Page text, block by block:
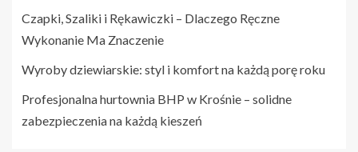
Czapki, Szaliki i Rękawiczki – Dlaczego Ręczne
Wykonanie Ma Znaczenie
Wyroby dziewiarskie: styl i komfort na każdą porę roku
Profesjonalna hurtownia BHP w Krośnie – solidne
zabezpieczenia na każdą kieszeń